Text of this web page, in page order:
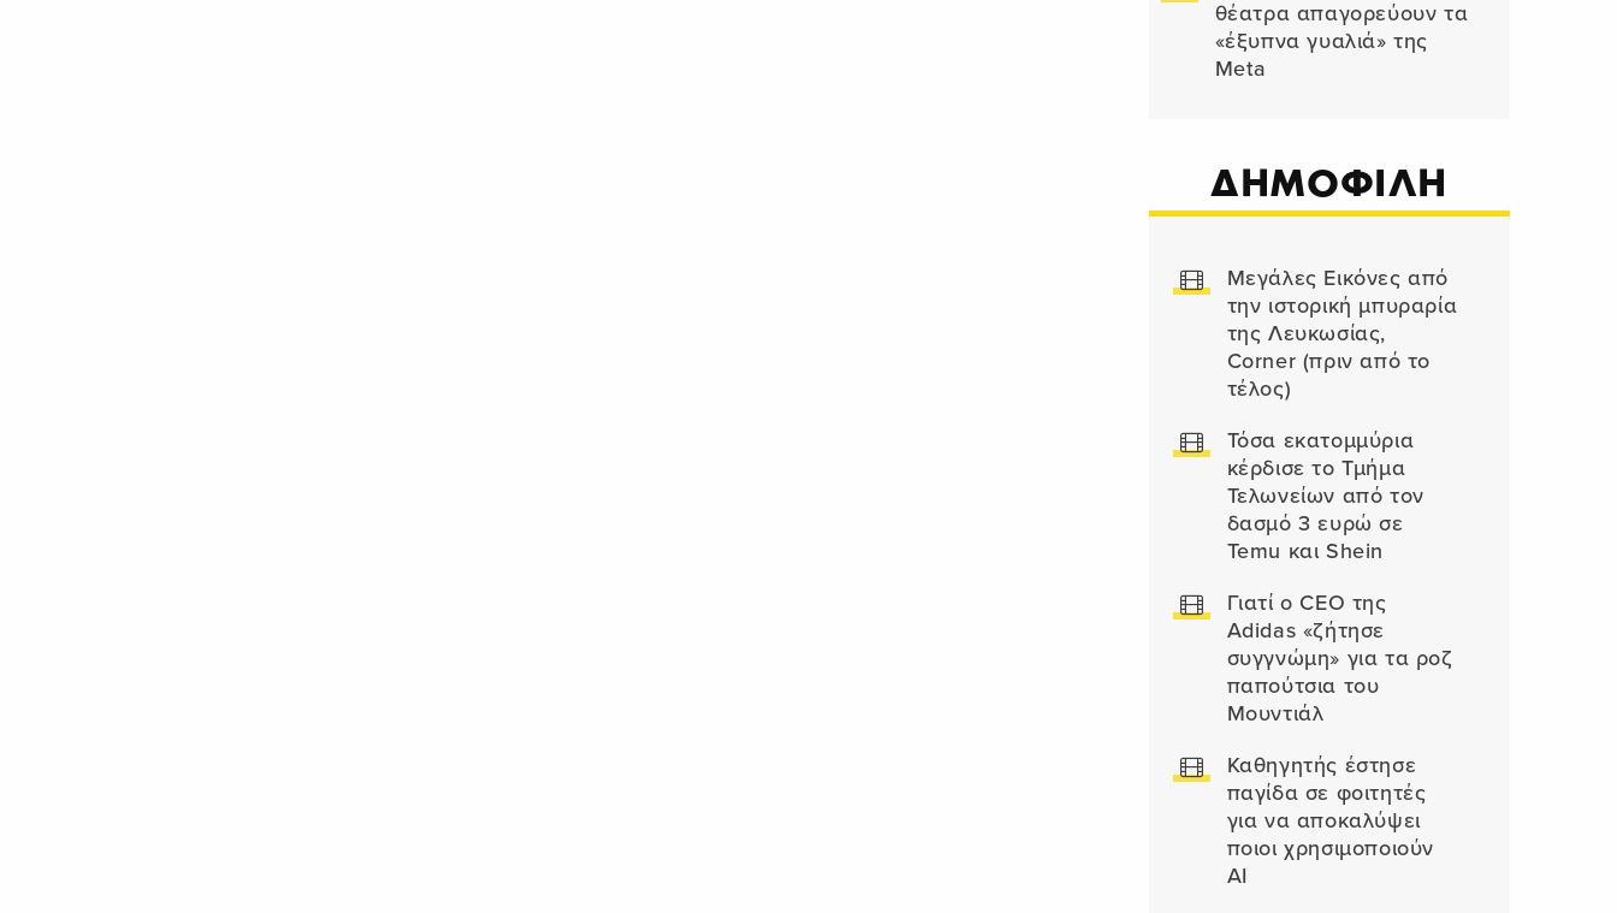
θέατρα απαγορεύουν τα
«έξυπνα γυαλιά» της
Meta
ΔΗΜΟΦΙΛΗ
Μεγάλες Εικόνες από
την ιστορική μπυραρία
της Λευκωσίας,
Corner (πριν από το
τέλος)
Τόσα εκατομμύρια
κέρδισε το Τμήμα
Τελωνείων από τον
δασμό 3 ευρώ σε
Temu και Shein
Γιατί ο CEO της
Adidas «ζήτησε
συγγνώμη» για τα ροζ
παπούτσια του
Μουντιάλ
Καθηγητής έστησε
παγίδα σε φοιτητές
για να αποκαλύψει
ποιοι χρησιμοποιούν
AI